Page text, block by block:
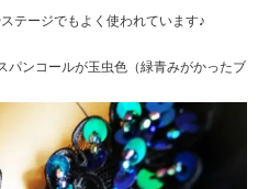
テージでもよく使われています♪
パンコールが玉虫色（緑青みがかったブ